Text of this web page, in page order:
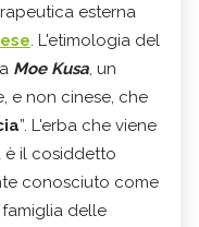
esterna
. L'etimologia del
Moe Kusa, un
e non cinese, che
”. L'erba che viene
è il cosiddetto
conosciuto come
delle